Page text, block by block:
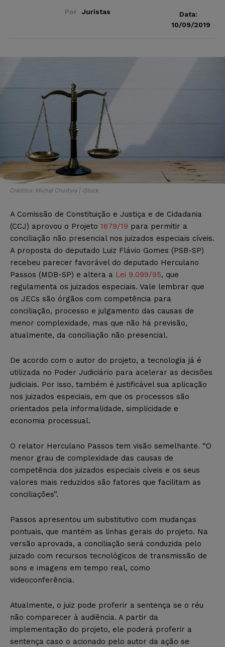
Por Juristas
Data:
10/09/2019
Créditos: Michał Chodyra | iStock
A Comissão de Constituição e Justiça e de Cidadania
(CCJ) aprovou o Projeto 1679/19 para permitir a
conciliação não presencial nos juizados especiais cíveis.
A proposta do deputado Luiz Flávio Gomes (PSB-SP)
recebeu parecer favorável do deputado Herculano
Passos (MDB-SP) e altera a Lei 9.099/95, que
regulamenta os juizados especiais. Vale lembrar que
os JECs são órgãos com competência para
conciliação, processo e julgamento das causas de
menor complexidade, mas que não há previsão,
atualmente, da conciliação não presencial.
De acordo com o autor do projeto, a tecnologia já é
utilizada no Poder Judiciário para acelerar as decisões
judiciais. Por isso, também é justificável sua aplicação
nos juizados especiais, em que os processos são
orientados pela informalidade, simplicidade e
economia processual.
O relator Herculano Passos tem visão semelhante. “O
menor grau de complexidade das causas de
competência dos juizados especiais cíveis e os seus
valores mais reduzidos são fatores que facilitam as
conciliações”.
Passos apresentou um substitutivo com mudanças
pontuais, que mantém as linhas gerais do projeto. Na
versão aprovada, a conciliação será conduzida pelo
juizado com recursos tecnológicos de transmissão de
sons e imagens em tempo real, como
videoconferência.
Atualmente, o juiz pode proferir a sentença se o réu
não comparecer à audiência. A partir da
implementação do projeto, ele poderá proferir a
sentença caso o acionado pelo autor da ação se